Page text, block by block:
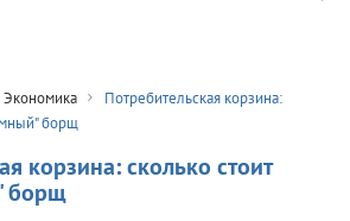
Экономика
Потребительская корзина:
борщ
корзина: сколько стоит
борщ